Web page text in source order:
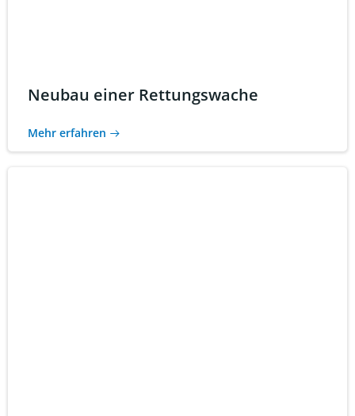
Neubau einer Rettungswache
Mehr erfahren